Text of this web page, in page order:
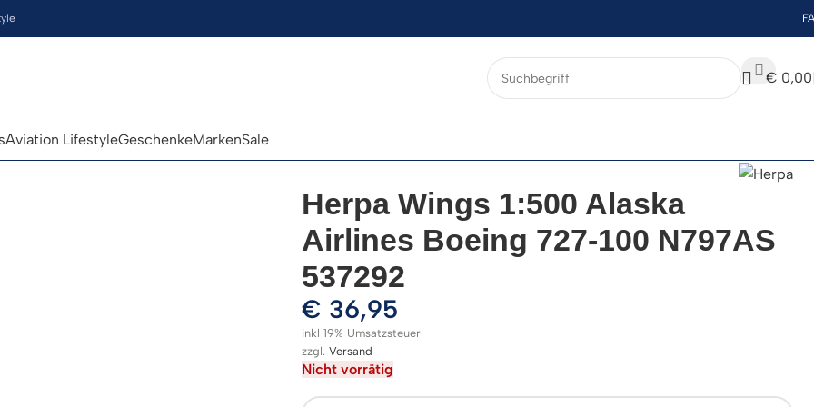
€ 0,00
Aviation LifestyleGeschenkeMarkenSale
Herpa Wings 1:500 Alaska
Airlines Boeing 727-100 N797AS
537292
€ 36,95
inkl 19% Umsatzsteuer
zzgl. Versand
Nicht vorrätig